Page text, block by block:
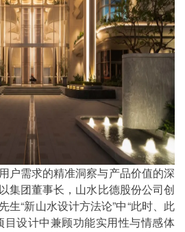
户需求的精准洞察与产品价值的深
集团董事长，山水比德股份公司创
生“新山水设计方法论”中“此时、此
目设计中兼顾功能实用性与情感体